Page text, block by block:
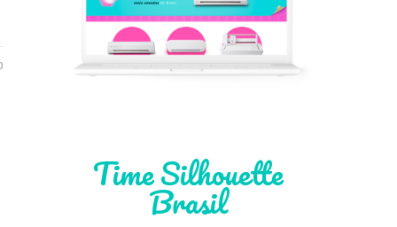
Time Silhouette
Brasil
Léia Pastori
Thiara Ney